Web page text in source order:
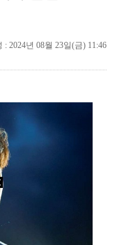
'7번' 이강인, 한국 팬들 앞에서 AT마드리드 데뷔……
: 2024년 08월 23일(금) 11:46